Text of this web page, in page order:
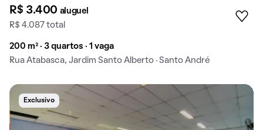
R$ 3.400 aluguel
R$ 4.087 total
200 m² · 3 quartos · 1 vaga
Rua Atabasca, Jardim Santo Alberto · Santo André
Exclusivo